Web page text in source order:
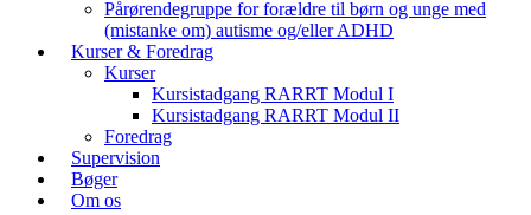
Pårørendegruppe for forældre til børn og unge med
(mistanke om) autisme og/eller ADHD
Kurser & Foredrag
Kurser
Kursistadgang RARRT Modul I
Kursistadgang RARRT Modul II
Foredrag
Supervision
Bøger
Om os